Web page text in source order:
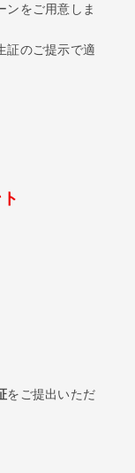
ンをご用意しま
証のご提示で適
をご提出いただ